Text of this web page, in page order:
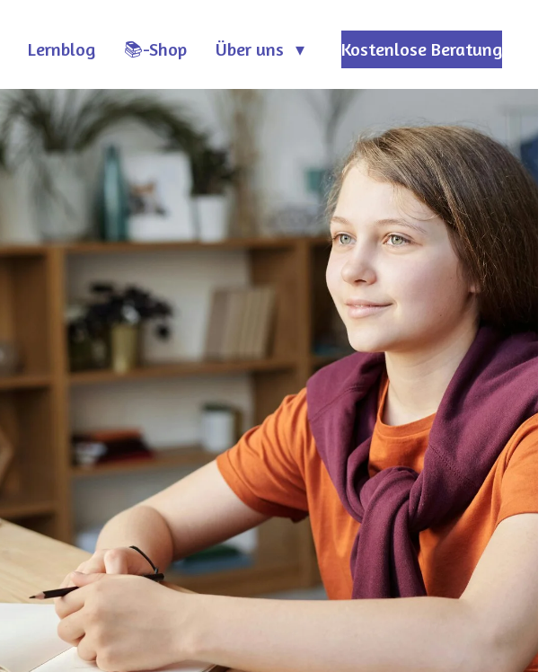
Lernblog 📚-Shop Über uns Kostenlose Beratung